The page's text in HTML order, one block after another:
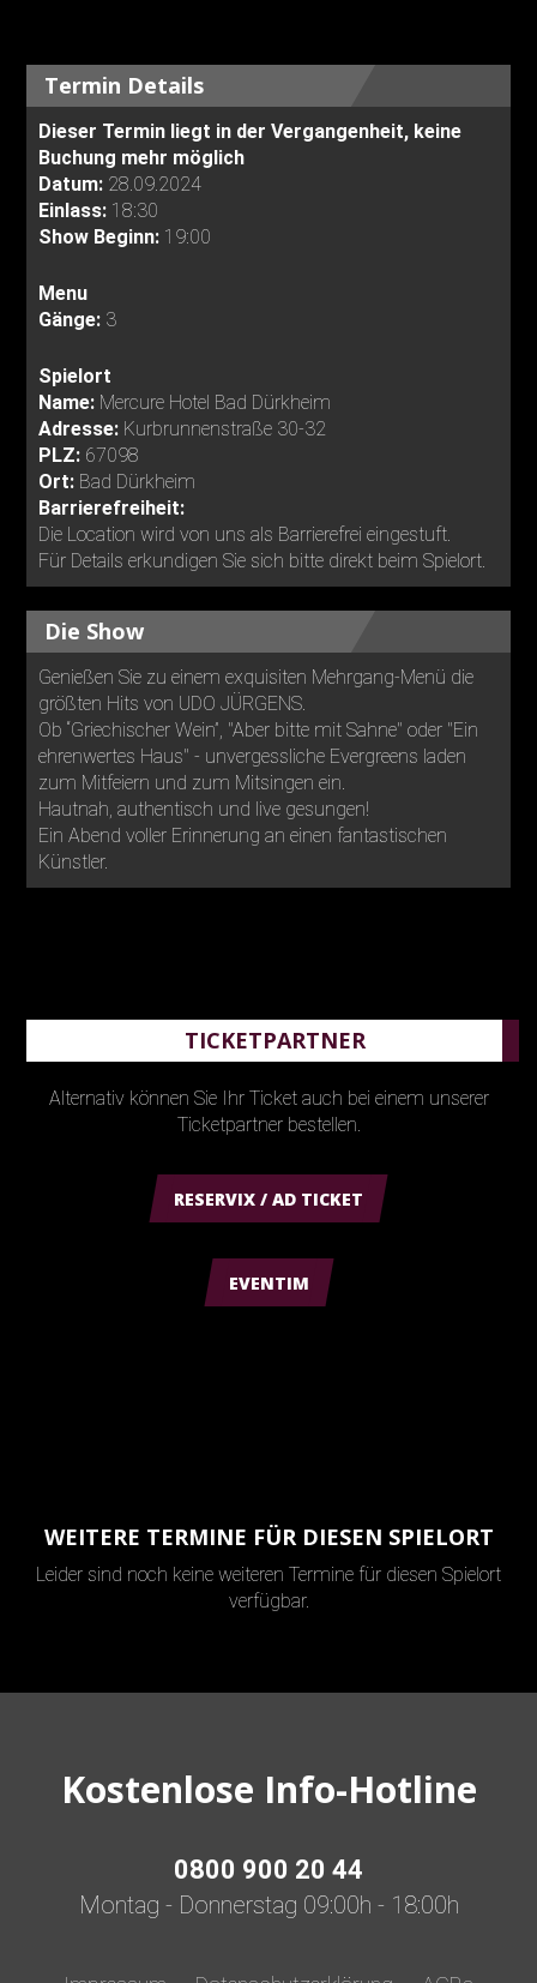
Termin Details
Dieser Termin liegt in der Vergangenheit, keine
Buchung mehr möglich
Datum: 28.09.2024
Einlass: 18:30
Show Beginn: 19:00
Menu
Gänge: 3
Spielort
Name: Mercure Hotel Bad Dürkheim
Adresse: Kurbrunnenstraße 30-32
PLZ: 67098
Ort: Bad Dürkheim
Barrierefreiheit:
Die Location wird von uns als Barrierefrei eingestuft.
Für Details erkundigen Sie sich bitte direkt beim Spielort.
Die Show
Genießen Sie zu einem exquisiten Mehrgang-Menü die
größten Hits von UDO JÜRGENS.
Ob “Griechischer Wein”, "Aber bitte mit Sahne" oder "Ein
ehrenwertes Haus" - unvergessliche Evergreens laden
zum Mitfeiern und zum Mitsingen ein.
Hautnah, authentisch und live gesungen!
Ein Abend voller Erinnerung an einen fantastischen
Künstler.
TICKETPARTNER
Alternativ können Sie Ihr Ticket auch bei einem unserer
Ticketpartner bestellen.
RESERVIX / AD TICKET
EVENTIM
WEITERE TERMINE FÜR DIESEN SPIELORT
Leider sind noch keine weiteren Termine für diesen Spielort
verfügbar.
Kostenlose Info-Hotline
0800 900 20 44
Montag - Donnerstag 09:00h - 18:00h